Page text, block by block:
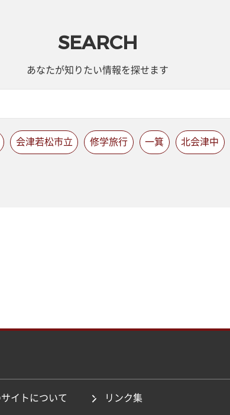
SEARCH
あなたが知りたい情報を探せます
会津若松市立 修学旅行 一箕 北会津中
イトについて リンク集